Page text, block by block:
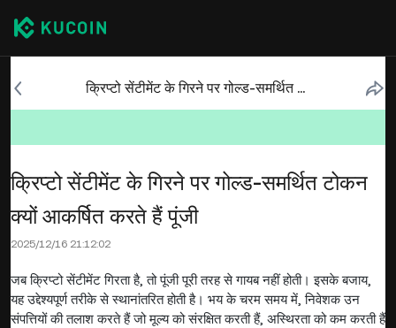
क्रिप्टो सेंटीमेंट के गिरने पर गोल्ड-समर्थित टोकन क्यों आकर्षित करते हैं पूंजी
क्रिप्टो सेंटीमेंट के गिरने पर गोल्ड-समर्थित टोकन
क्यों आकर्षित करते हैं पूंजी
2025/12/16 21:12:02
जब क्रिप्टो सेंटीमेंट गिरता है, तो पूंजी पूरी तरह से गायब नहीं होती। इसके बजाय,
यह उद्देश्यपूर्ण तरीके से स्थानांतरित होती है। भय के चरम समय में, निवेशक उन
संपत्तियों की तलाश करते हैं जो मूल्य को संरक्षित करती हैं, अस्थिरता को कम करती हैं